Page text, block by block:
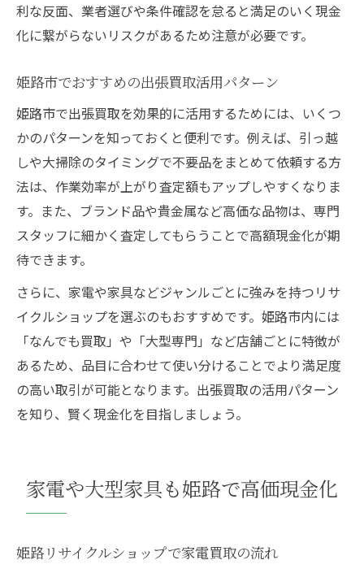
利な反面、業者選びや条件確認を怠ると満足のいく現金
化に繋がらないリスクがあるため注意が必要です。
姫路市でおすすめの出張買取活用パターン
姫路市で出張買取を効果的に活用するためには、いくつ
かのパターンを知っておくと便利です。例えば、引っ越
しや大掃除のタイミングで不要品をまとめて依頼する方
法は、作業効率が上がり査定額もアップしやすくなりま
す。また、ブランド品や貴金属など高価な品物は、専門
スタッフに細かく査定してもらうことで高額現金化が期
待できます。
さらに、家電や家具などジャンルごとに強みを持つリサ
イクルショップを選ぶのもおすすめです。姫路市内には
「なんでも買取」や「大型専門」など店舗ごとに特徴が
あるため、品目に合わせて使い分けることでより満足度
の高い取引が可能となります。出張買取の活用パターン
を知り、賢く現金化を目指しましょう。
家電や大型家具も姫路で高価現金化
姫路リサイクルショップで家電買取の流れ